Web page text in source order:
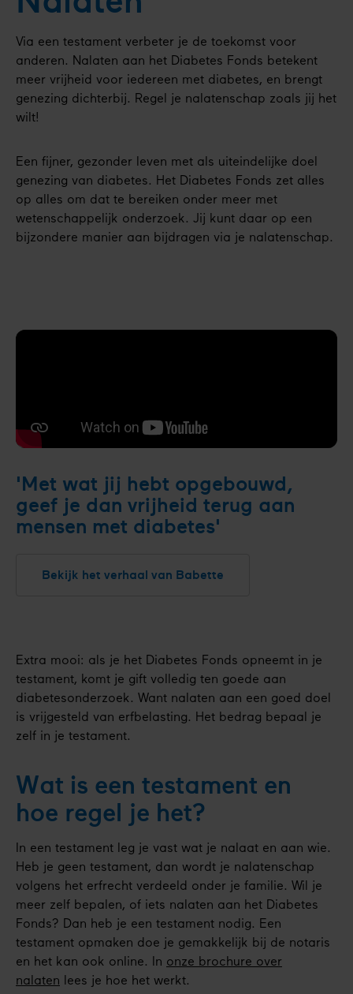
Via een testament verbeter je de toekomst voor
anderen. Nalaten aan het Diabetes Fonds betekent
meer vrijheid voor iedereen met diabetes, en brengt
genezing dichterbij. Regel je nalatenschap zoals jij het
wilt!
Een fijner, gezonder leven met als uiteindelijke doel
genezing van diabetes. Het Diabetes Fonds zet alles
op alles om dat te bereiken onder meer met
wetenschappelijk onderzoek. Jij kunt daar op een
bijzondere manier aan bijdragen via je nalatenschap.
'Met wat jij hebt opgebouwd,
geef je dan vrijheid terug aan
mensen met diabetes'
Bekijk het verhaal van Babette
Extra mooi: als je het Diabetes Fonds opneemt in je
testament, komt je gift volledig ten goede aan
diabetesonderzoek. Want nalaten aan een goed doel
is vrijgesteld van erfbelasting. Het bedrag bepaal je
zelf in je testament.
Wat is een testament en
hoe regel je het?
In een testament leg je vast wat je nalaat en aan wie.
Heb je geen testament, dan wordt je nalatenschap
volgens het erfrecht verdeeld onder je familie. Wil je
meer zelf bepalen, of iets nalaten aan het Diabetes
Fonds? Dan heb je een testament nodig. Een
testament opmaken doe je gemakkelijk bij de notaris
en het kan ook online. In onze brochure over
nalaten lees je hoe het werkt.